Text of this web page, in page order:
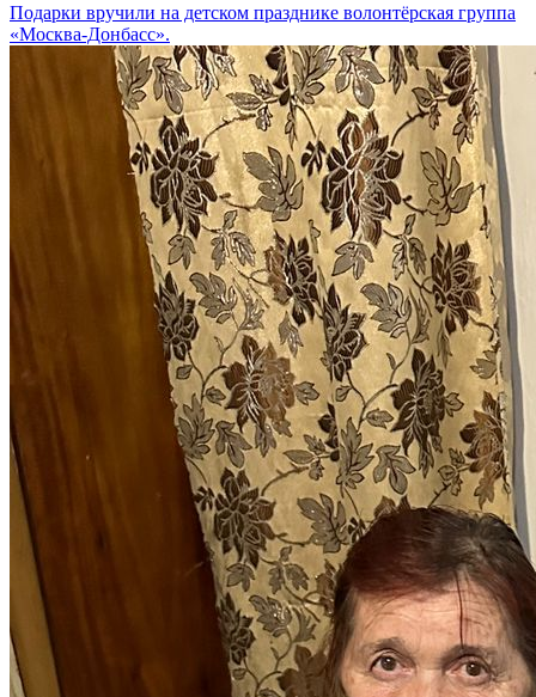
Подарки вручили на детском празднике волонтёрская группа
«Москва-Донбасс».